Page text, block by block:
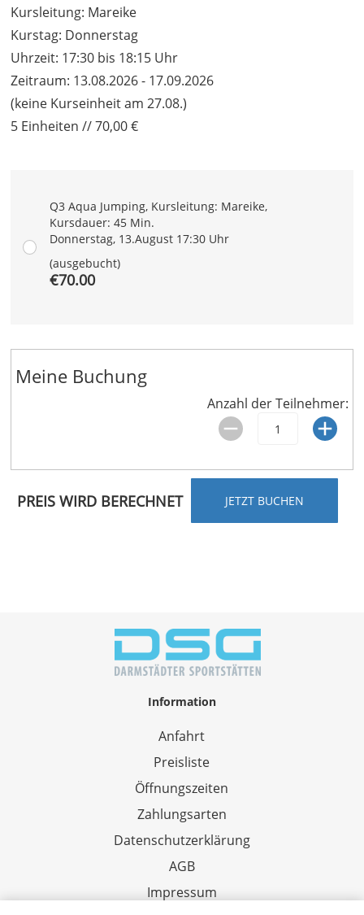
Kursleitung: Mareike
Kurstag: Donnerstag
Uhrzeit: 17:30 bis 18:15 Uhr
Zeitraum: 13.08.2026 - 17.09.2026
(keine Kurseinheit am 27.08.)
5 Einheiten // 70,00 €
Q3 Aqua Jumping, Kursleitung: Mareike,
Kursdauer: 45 Min.
Donnerstag, 13.August 17:30 Uhr
(ausgebucht)
€70.00
Meine Buchung
Anzahl der Teilnehmer:
PREIS WIRD BERECHNET JETZT BUCHEN
Information
Anfahrt
Preisliste
Öffnungszeiten
Zahlungsarten
Datenschutzerklärung
AGB
Impressum